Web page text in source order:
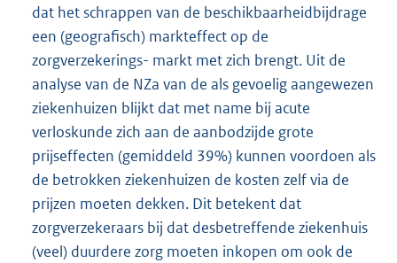
dat het schrappen van de beschikbaarheidbijdrage
een (geografisch) markteffect op de
zorgverzekerings- markt met zich brengt. Uit de
analyse van de NZa van de als gevoelig aangewezen
ziekenhuizen blijkt dat met name bij acute
verloskunde zich aan de aanbodzijde grote
prijseffecten (gemiddeld 39%) kunnen voordoen als
de betrokken ziekenhuizen de kosten zelf via de
prijzen moeten dekken. Dit betekent dat
zorgverzekeraars bij dat desbetreffende ziekenhuis
(veel) duurdere zorg moeten inkopen om ook de